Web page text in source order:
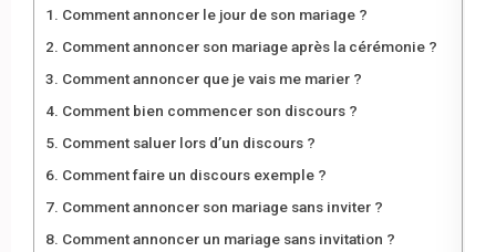
Comment annoncer le jour de son mariage ?
Comment annoncer son mariage après la cérémonie ?
Comment annoncer que je vais me marier ?
Comment bien commencer son discours ?
Comment saluer lors d’un discours ?
Comment faire un discours exemple ?
Comment annoncer son mariage sans inviter ?
Comment annoncer un mariage sans invitation ?